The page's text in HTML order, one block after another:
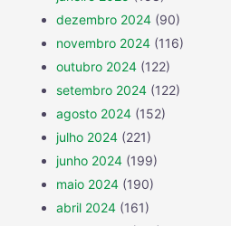
dezembro 2024 (90)
novembro 2024 (116)
outubro 2024 (122)
setembro 2024 (122)
agosto 2024 (152)
julho 2024 (221)
junho 2024 (199)
maio 2024 (190)
abril 2024 (161)